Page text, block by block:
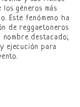
géneros más
Este fenómeno ha
de reggaetoneros
nombre destacado;
ejecución para